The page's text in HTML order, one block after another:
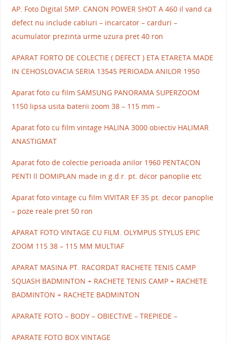
AP. Foto Digital 5MP. CANON POWER SHOT A 460 il vand ca
defect nu include cabluri – incarcator – carduri –
acumulator prezinta urme uzura pret 40 ron
APARAT FORTO DE COLECTIE ( DEFECT ) ETA ETARETA MADE
IN CEHOSLOVACIA SERIA 13545 PERIOADA ANILOR 1950
Aparat foto cu film SAMSUNG PANORAMA SUPERZOOM
1150 lipsa usita baterii zoom 38 – 115 mm –
Aparat foto cu film vintage HALINA 3000 obiectiv HALIMAR
ANASTIGMAT
Aparat foto de colectie perioada anilor 1960 PENTACON
PENTI ll DOMIPLAN made in g.d.r. pt. décor panoplie etc
Aparat foto vintage cu film VIVITAR EF 35 pt. decor panoplie
– poze reale pret 50 ron
APARAT FOTO VINTAGE CU FILM. OLYMPUS STYLUS EPIC
ZOOM 115 38 – 115 MM MULTIAF
APARAT MASINA PT. RACORDAT RACHETE TENIS CAMP
SQUASH BADMINTON + RACHETE TENIS CAMP + RACHETE
BADMINTON + RACHETE BADMINTON
APARATE FOTO – BODY – OBIECTIVE – TREPIEDE –
APARATE FOTO BOX VINTAGE